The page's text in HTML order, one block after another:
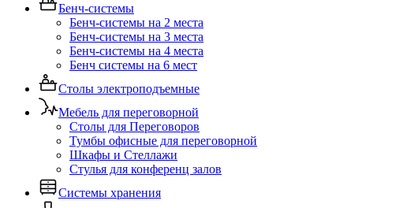
Бенч-системы
Бенч-системы на 2 места
Бенч-системы на 3 места
Бенч-системы на 4 места
Бенч системы на 6 мест
Столы электроподъемные
Мебель для переговорной
Столы для Переговоров
Тумбы офисные для переговорной
Шкафы и Стеллажи
Стулья для конференц залов
Системы хранения